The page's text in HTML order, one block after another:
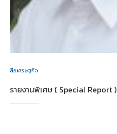
สื่อเศรษฐกิจ
รายงานพิเศษ ( Special Report )